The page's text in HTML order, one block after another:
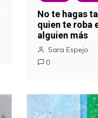
No te hagas
quien te roba
alguien más
Sara Espejo
0